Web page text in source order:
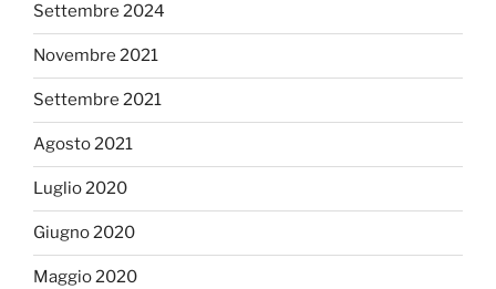
Settembre 2024
Novembre 2021
Settembre 2021
Agosto 2021
Luglio 2020
Giugno 2020
Maggio 2020